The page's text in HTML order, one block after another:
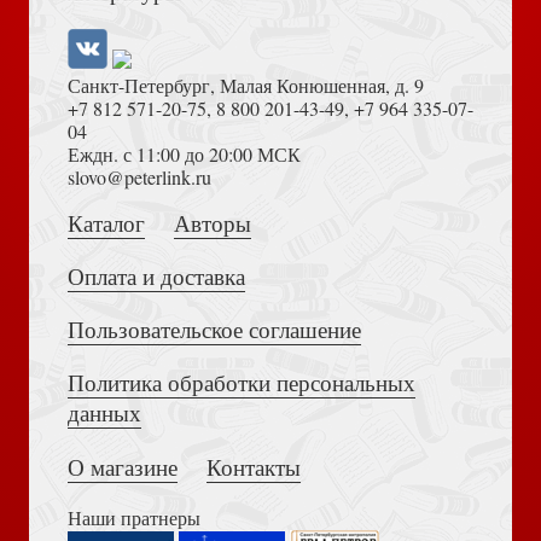
Собрания старейшин
принципы)
Что Дух говорит церквям?
Достоевский Ф.М. Сила и правда России (2024)
Толкование на Апокалипсис (Тихоний Африканский)
Санкт-Петербург, Малая Конюшенная, д. 9
+7 812 571-20-75, 8 800 201-43-49, +7 964 335-07-
04
Еждн. с 11:00 до 20:00 МСК
slovo@peterlink.ru
Каталог
Авторы
Оплата и доставка
Пользовательское соглашение
Политика обработки персональных
данных
О магазине
Контакты
Наши пратнеры